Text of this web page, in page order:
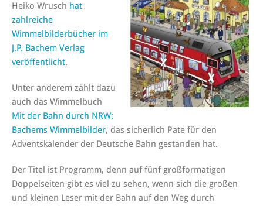
Heiko Wrusch hat
zahlreiche
Wimmelbilderbücher im
J.P. Bachem Verlag
veröffentlicht.
Unter anderem zählt dazu
auch das Wimmelbuch
Mit der Bahn durch NRW:
Bachems Wimmelbilder, das sicherlich Pate für den
Adventskalender der Deutsche Bahn gestanden hat.
Der Titel ist Programm, denn auf fünf großformatigen
Doppelseiten gibt es viel zu sehen, wenn sich die großen
und kleinen Leser mit der Bahn auf den Weg durch